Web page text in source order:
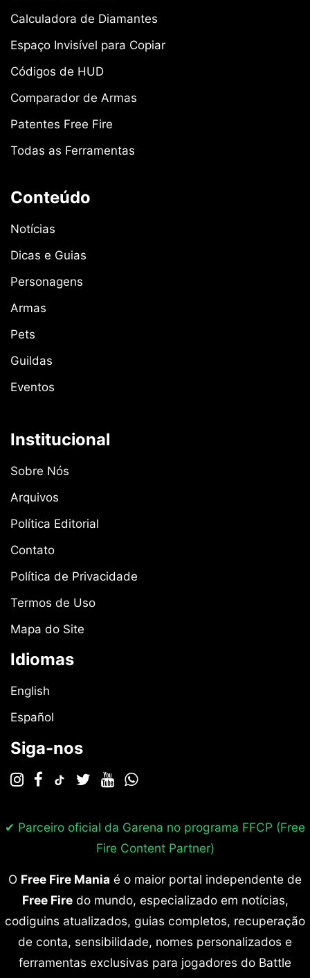
Calculadora de Diamantes
Espaço Invisível para Copiar
Códigos de HUD
Comparador de Armas
Patentes Free Fire
Todas as Ferramentas
Conteúdo
Notícias
Dicas e Guias
Personagens
Armas
Pets
Guildas
Eventos
Institucional
Sobre Nós
Arquivos
Política Editorial
Contato
Política de Privacidade
Termos de Uso
Mapa do Site
Idiomas
English
Español
Siga-nos
✔ Parceiro oficial da Garena no programa FFCP (Free
Fire Content Partner)
O Free Fire Mania é o maior portal independente de
Free Firedo mundo, especializado em notícias,
codiguins atualizados, guias completos, recuperação
de conta, sensibilidade, nomes personalizados e
ferramentas exclusivas para jogadores do Battle